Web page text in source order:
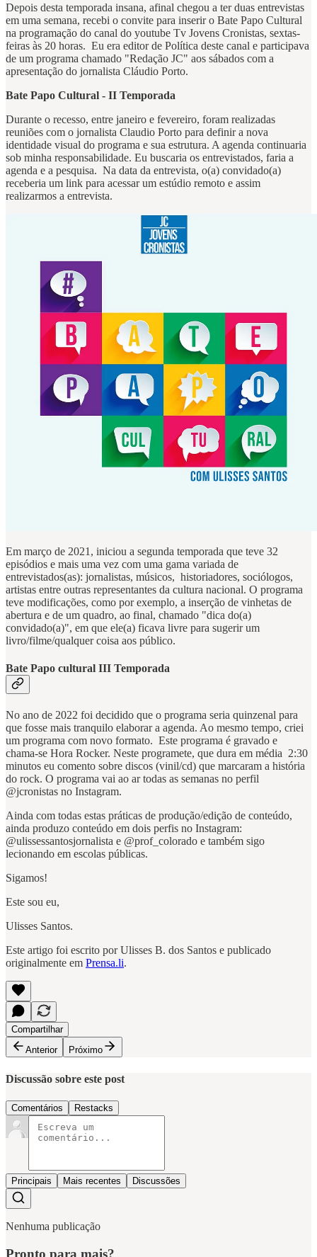
Depois desta temporada insana, afinal chegou a ter duas entrevistas
em uma semana, recebi o convite para inserir o Bate Papo Cultural
na programação do canal do youtube Tv Jovens Cronistas, sextas-
feiras às 20 horas. Eu era editor de Política deste canal e participava
de um programa chamado "Redação JC" aos sábados com a
apresentação do jornalista Cláudio Porto.
Bate Papo Cultural - II Temporada
Durante o recesso, entre janeiro e fevereiro, foram realizadas
reuniões com o jornalista Claudio Porto para definir a nova
identidade visual do programa e sua estrutura. A agenda continuaria
sob minha responsabilidade. Eu buscaria os entrevistados, faria a
agenda e a pesquisa. Na data da entrevista, o(a) convidado(a)
receberia um link para acessar um estúdio remoto e assim
realizarmos a entrevista.
Em março de 2021, iniciou a segunda temporada que teve 32
episódios e mais uma vez com uma gama variada de
entrevistados(as): jornalistas, músicos, historiadores, sociólogos,
artistas entre outras representantes da cultura nacional. O programa
teve modificações, como por exemplo, a inserção de vinhetas de
abertura e de um quadro, ao final, chamado "dica do(a)
convidado(a)", em que ele(a) ficava livre para sugerir um
livro/filme/qualquer coisa aos público.
Bate Papo cultural III Temporada
No ano de 2022 foi decidido que o programa seria quinzenal para
que fosse mais tranquilo elaborar a agenda. Ao mesmo tempo, criei
um programa com novo formato. Este programa é gravado e
chama-se Hora Rocker. Neste programete, que dura em média 2:30
minutos eu comento sobre discos (vinil/cd) que marcaram a história
do rock. O programa vai ao ar todas as semanas no perfil
@jcronistas no Instagram.
Ainda com todas estas práticas de produção/edição de conteúdo,
ainda produzo conteúdo em dois perfis no Instagram:
@ulissessantosjornalista e @prof_colorado e também sigo
lecionando em escolas públicas.
Sigamos!
Este sou eu,
Ulisses Santos.
Este artigo foi escrito por Ulisses B. dos Santos e publicado
originalmente em Prensa.li.
Compartilhar
Anterior
Próximo
Discussão sobre este post
Comentários Restacks
Principais Mais recentes Discussões
Nenhuma publicação
Pronto para mais?